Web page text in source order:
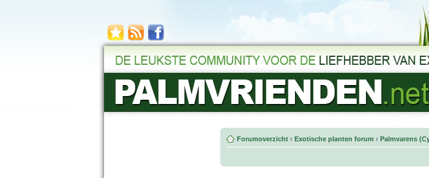
Forumoverzicht ‹ Exotische planten forum ‹ Palmvarens